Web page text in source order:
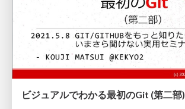
ビジュアルでわかる最初のGit (第二部)